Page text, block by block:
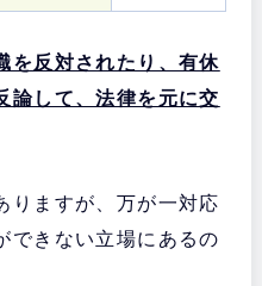
を反対されたり、有休
論して、法律を元に交
りますが、万が一対応
できない立場にあるの